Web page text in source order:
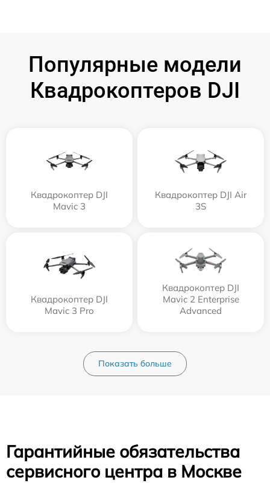
Популярные модели
Квадрокоптеров DJI
Квадрокоптер DJI
Mavic 3
Квадрокоптер DJI Air
3S
Квадрокоптер DJI
Mavic 3 Pro
Квадрокоптер DJI
Mavic 2 Enterprise
Advanced
Показать больше
Гарантийные обязательства
сервисного центра в Москве